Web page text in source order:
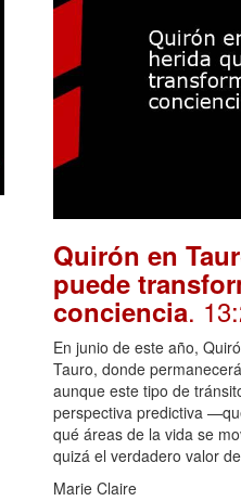
Quirón en
puede
conciencia.
En junio de este año,
Tauro, donde
aunque este tipo de
perspectiva predictiva
qué áreas de la vida se
quizá el verdadero valor
Marie Claire